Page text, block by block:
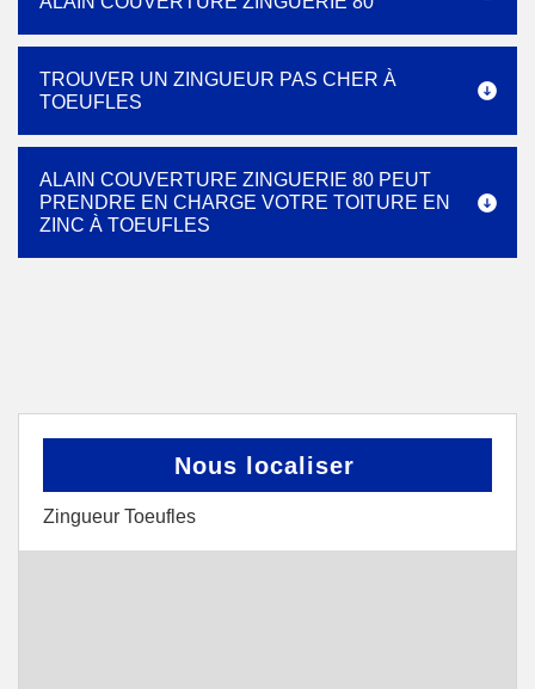
TROUVER UN ZINGUEUR PAS CHER À
TOEUFLES
ALAIN COUVERTURE ZINGUERIE 80 PEUT
PRENDRE EN CHARGE VOTRE TOITURE EN
ZINC À TOEUFLES
Nous localiser
Zingueur Toeufles